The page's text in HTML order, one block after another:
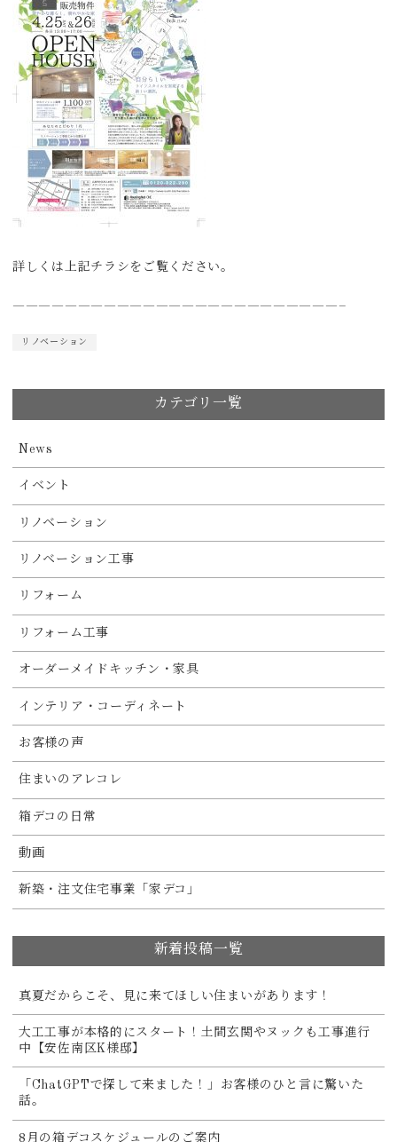
詳しくは上記チラシをご覧ください。
—————————————————————————–
リノベーション
カテゴリ一覧
News
イベント
リノベーション
リノベーション工事
リフォーム
リフォーム工事
オーダーメイドキッチン・家具
インテリア・コーディネート
お客様の声
住まいのアレコレ
箱デコの日常
動画
新築・注文住宅事業「家デコ」
新着投稿一覧
真夏だからこそ、見に来てほしい住まいがあります！
大工工事が本格的にスタート！土間玄関やヌックも工事進行
中【安佐南区K様邸】
「ChatGPTで探して来ました！」お客様のひと言に驚いた
話。
8月の箱デコスケジュールのご案内